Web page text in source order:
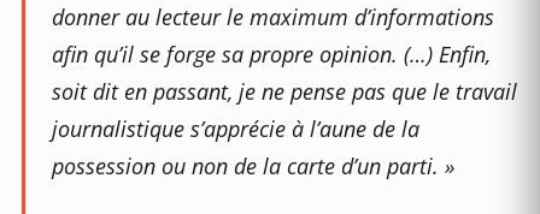
donner au lecteur le maximum d’informations
afin qu’il se forge sa propre opinion. (…) Enfin,
soit dit en passant, je ne pense pas que le travail
journalistique s’apprécie à l’aune de la
possession ou non de la carte d’un parti. »